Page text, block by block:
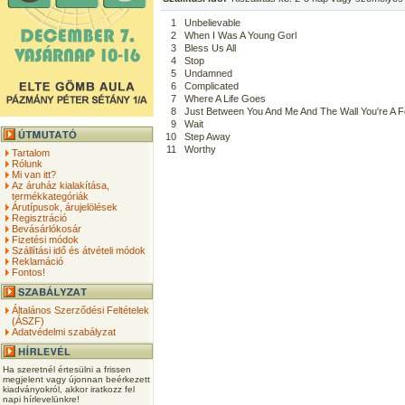
Tartalom
Rólunk
Mi van itt?
Az áruház kialakítása,
termékkategóriák
Árutípusok, árujelölések
Regisztráció
Bevásárlókosár
Fizetési módok
Szállítási idő és átvételi módok
Reklamáció
Fontos!
Általános Szerződési Feltételek
(ÁSZF)
Adatvédelmi szabályzat
Ha szeretnél értesülni a frissen
megjelent vagy újonnan beérkezett
kiadványokról, akkor iratkozz fel
napi hírlevelünkre!
1
Unbelievable
2
When I Was A Young Gorl
3
Bless Us All
4
Stop
5
Undamned
6
Complicated
7
Where A Life Goes
8
Just Between You And Me And The Wall You're A
9
Wait
10
Step Away
11
Worthy